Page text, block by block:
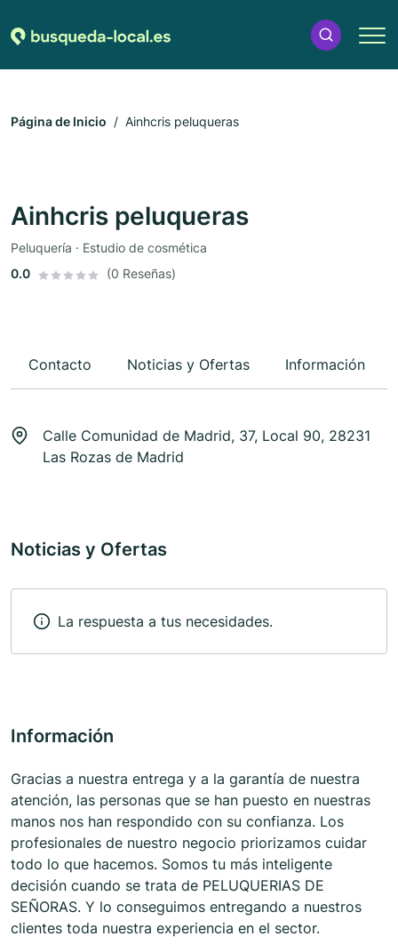
Página de Inicio Ainhcris peluqueras
Ainhcris peluqueras
Peluquería · Estudio de cosmética
0.0
(0 Reseñas)
Contacto Noticias y Ofertas Información
Calle Comunidad de Madrid, 37, Local 90, 28231
Las Rozas de Madrid
Noticias y Ofertas
La respuesta a tus necesidades.
Información
Gracias a nuestra entrega y a la garantía de nuestra
atención, las personas que se han puesto en nuestras
manos nos han respondido con su confianza. Los
profesionales de nuestro negocio priorizamos cuidar
todo lo que hacemos. Somos tu más inteligente
decisión cuando se trata de PELUQUERIAS DE
SEÑORAS. Y lo conseguimos entregando a nuestros
clientes toda nuestra experiencia en el sector.